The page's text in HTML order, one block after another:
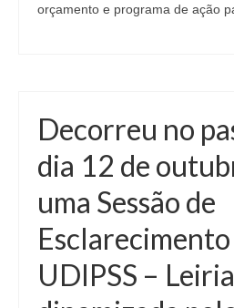
orçamento e programa de ação
Decorreu no
dia 12 de
uma Sessão de
Esclarecimento
UDIPSS – Leiria